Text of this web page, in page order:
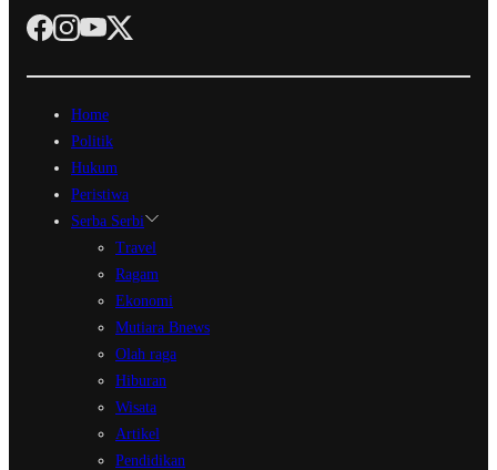
Home
Politik
Hukum
Peristiwa
Serba Serbi
Travel
Ragam
Ekonomi
Mutiara Bnews
Olah raga
Hiburan
Wisata
Artikel
Pendidikan